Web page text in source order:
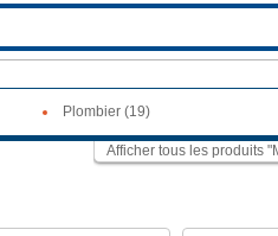
Plombier (19)
Afficher tous les produits